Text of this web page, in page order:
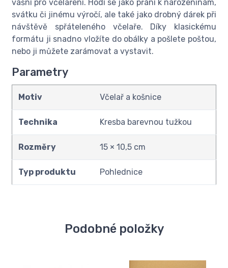
vášní pro včelaření. Hodí se jako přání k narozeninám,
svátku či jinému výročí, ale také jako drobný dárek při
návštěvě spřáteleného včelaře. Díky klasickému
formátu ji snadno vložíte do obálky a pošlete poštou,
nebo ji můžete zarámovat a vystavit.
Parametry
Motiv Včelař a košnice
Technika Kresba barevnou tužkou
Rozměry 15 × 10,5 cm
Typ produktu Pohlednice
Podobné položky